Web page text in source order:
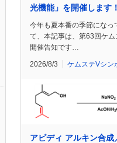
光機能」を開催します！
今年も夏本番の季節にな
て、本記事は、第63回ケ
開催告知です…
2026/8/3 ケムステVシン
アビディ アルキン合